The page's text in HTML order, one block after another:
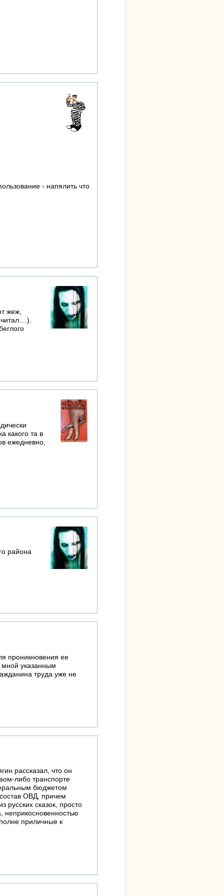
- напялить что
жеж,
какого та в
ежедневно,
района
проникновения ее
мной указанным
труда уже не
рассказал, что он
либо транспорте
бюджетом
ОВД, причем
сказок, просто
неприкосновенностью
приличные к